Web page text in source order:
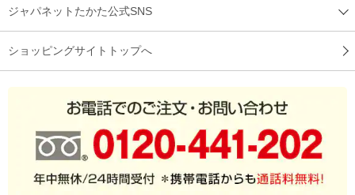
ジャパネットたかた公式SNS
ショッピングサイトトップへ